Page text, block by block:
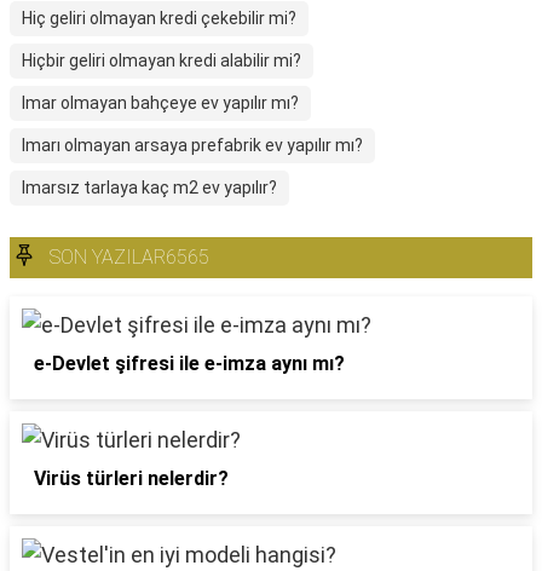
Hiç geliri olmayan kredi çekebilir mi?
Hiçbir geliri olmayan kredi alabilir mi?
Imar olmayan bahçeye ev yapılır mı?
Imarı olmayan arsaya prefabrik ev yapılır mı?
Imarsız tarlaya kaç m2 ev yapılır?
SON YAZILAR6565
e-Devlet şifresi ile e-imza aynı mı?
Virüs türleri nelerdir?